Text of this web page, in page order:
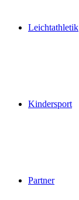
Leichtathletik
Kindersport
Partner